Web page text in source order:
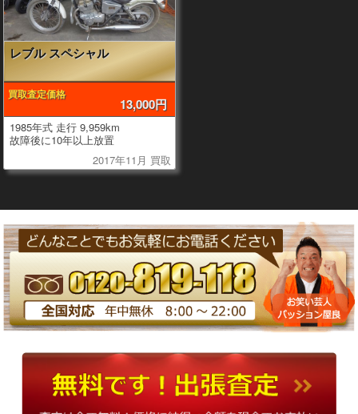
レブル スペシャル
買取査定価格
13,000円
1985年式 走行 9,959km
故障後に10年以上放置
2017年11月 買取